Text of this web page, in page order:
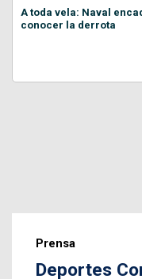
A toda vela: Naval
conocer la derrota
Prensa
Deportes